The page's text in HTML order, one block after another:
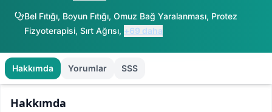
Bel Fıtığı, Boyun Fıtığı, Omuz Bağ Yaralanması, Protez
Fizyoterapisi, Sırt Ağrısı, +69 daha
Hakkımda Yorumlar SSS
Hakkımda